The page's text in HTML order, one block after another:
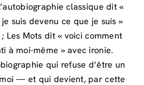
classique dit «
suis devenu ce que je suis »
Les Mots dit « voici comment
à moi-même » avec ironie.
qui refuse d’être un
— et qui devient, par cette